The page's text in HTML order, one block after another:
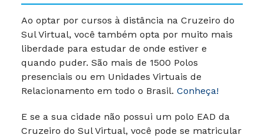
Ao optar por cursos à distância na Cruzeiro do
Sul Virtual, você também opta por muito mais
liberdade para estudar de onde estiver e
quando puder. São mais de 1500 Polos
presenciais ou em Unidades Virtuais de
Relacionamento em todo o Brasil. Conheça!
E se a sua cidade não possui um polo EAD da
Cruzeiro do Sul Virtual, você pode se matricular